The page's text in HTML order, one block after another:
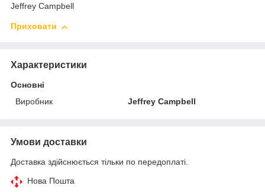
Jeffrey Campbell
Приховати
Характеристики
Основні
Виробник
Jeffrey Campbell
Умови доставки
Доставка здійснюється тільки по передоплаті.
Нова Пошта